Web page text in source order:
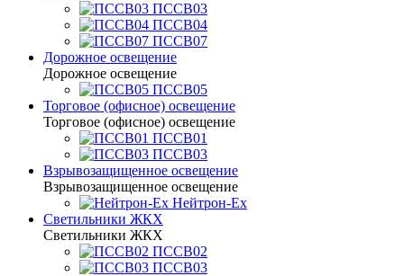
ПССВ03
ПССВ04
ПССВ07
Дорожное освещение
Дорожное освещение
ПССВ05
Торговое (офисное) освещение
Торговое (офисное) освещение
ПССВ01
ПССВ03
Взрывозащищенное освещение
Взрывозащищенное освещение
Нейтрон-Ex
Светильники ЖКХ
Светильники ЖКХ
ПССВ02
ПССВ03